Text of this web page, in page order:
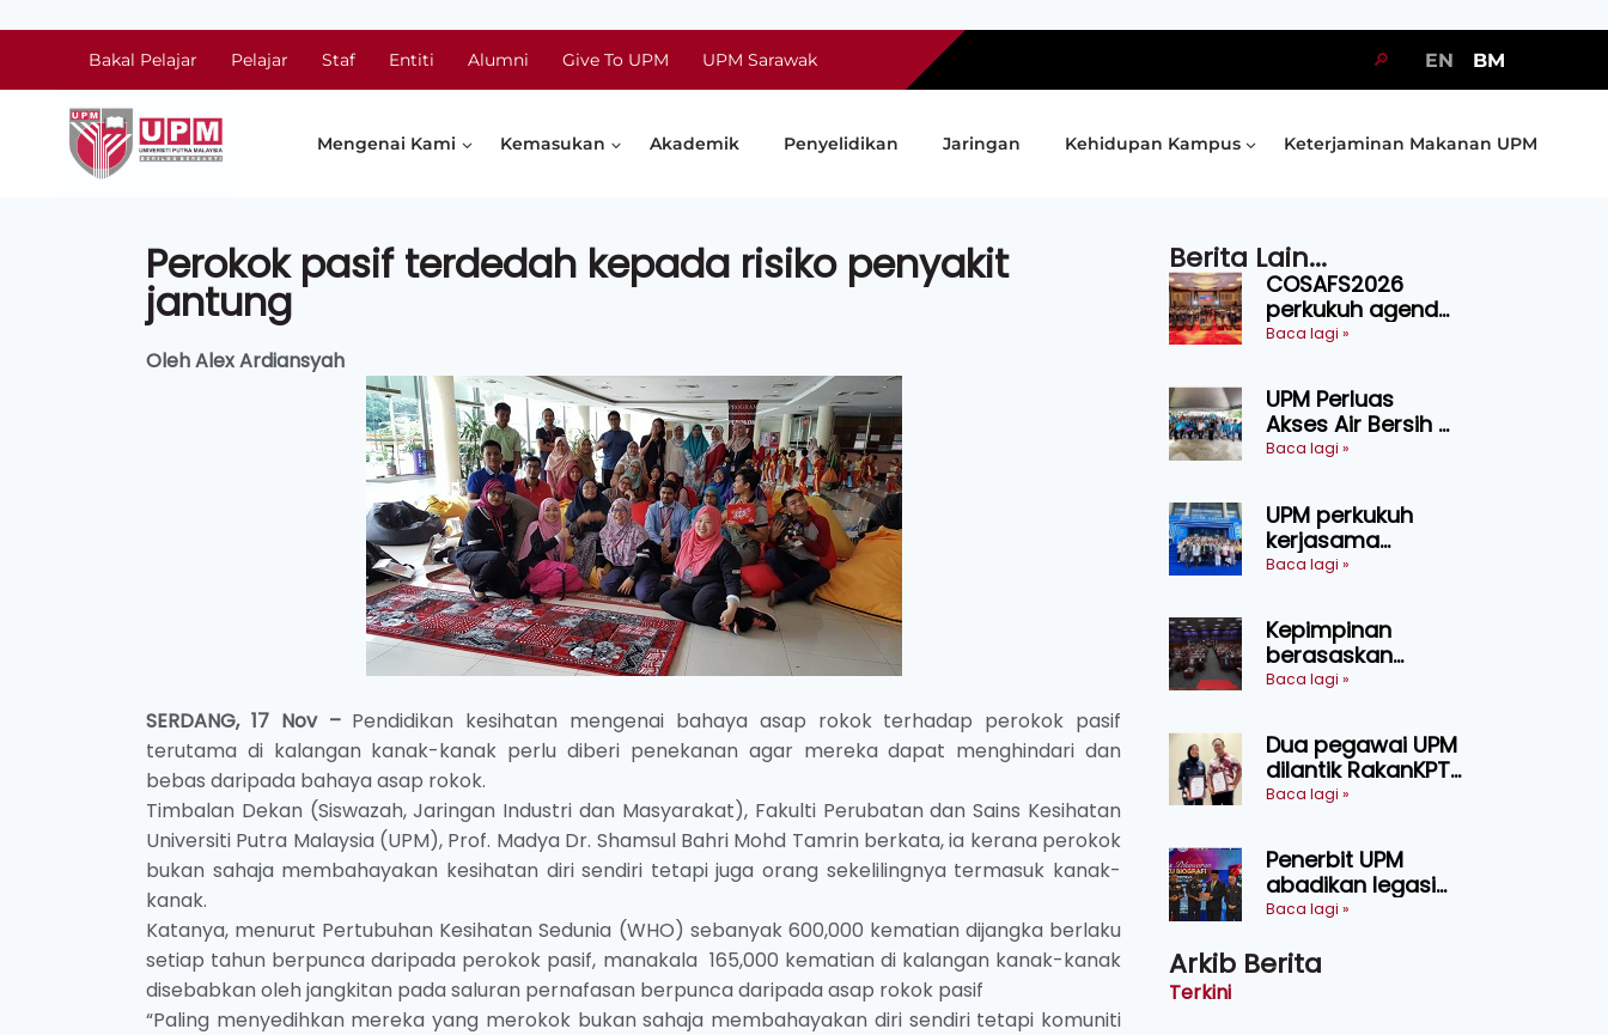
Bakal Pelajar Pelajar Staf Entiti Alumni Give To UPM UPM Sarawak 🔎 EN BM
Mengenai Kami Kemasukan Akademik Penyelidikan Jaringan Kehidupan Kampus Keterjaminan Makanan UPM
Perokok pasif terdedah kepada risiko penyakit
jantung
Oleh Alex Ardiansyah
SERDANG, 17 Nov – Pendidikan kesihatan mengenai bahaya asap rokok terhadap perokok pasif
terutama di kalangan kanak-kanak perlu diberi penekanan agar mereka dapat menghindari dan
bebas daripada bahaya asap rokok.
Timbalan Dekan (Siswazah, Jaringan Industri dan Masyarakat), Fakulti Perubatan dan Sains Kesihatan
Universiti Putra Malaysia (UPM), Prof. Madya Dr. Shamsul Bahri Mohd Tamrin berkata, ia kerana perokok
bukan sahaja membahayakan kesihatan diri sendiri tetapi juga orang sekelilingnya termasuk kanak-
kanak.
Katanya, menurut Pertubuhan Kesihatan Sedunia (WHO) sebanyak 600,000 kematian dijangka berlaku
setiap tahun berpunca daripada perokok pasif, manakala 165,000 kematian di kalangan kanak-kanak
disebabkan oleh jangkitan pada saluran pernafasan berpunca daripada asap rokok pasif
“Paling menyedihkan mereka yang merokok bukan sahaja membahayakan diri sendiri tetapi komuniti
Berita Lain...
COSAFS2026
perkukuh agenda
keselamatan
AgriHub pacu
transformasi
pertanian
Sarawak
Baca lagi »
UPM Perluas
Akses Air Bersih di
31 Kediaman
Chini
Baca lagi »
UPM perkukuh
kerjasama
pendidikan pintar
lawatan rasmi ke
China
Baca lagi »
Kepimpinan
berasaskan
kepercayaan
kecemerlangan
institusi - Naib
Canselor UPM
Baca lagi »
Dua pegawai UPM
dilantik RakanKPT,
jadi jambatan
umbi
Baca lagi »
Penerbit UPM
abadikan legasi
Tan Sri Ayob Khan
biografi mewah
Baca lagi »
Arkib Berita
Terkini